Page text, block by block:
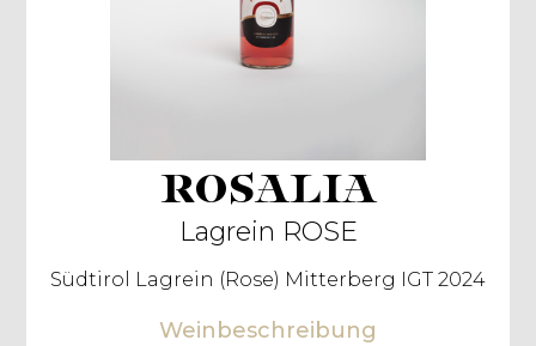
ROSALIA
Lagrein ROSE
Südtirol Lagrein (Rose) Mitterberg IGT 2024
Weinbeschreibung